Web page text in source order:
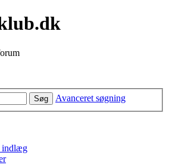
Søg Avanceret søgning
indlæg